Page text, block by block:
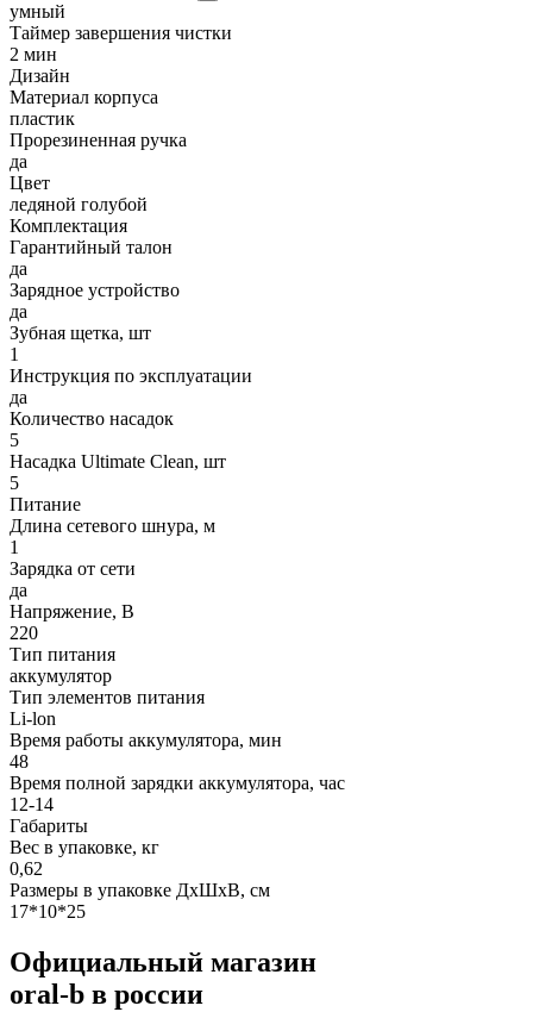
умный
Таймер завершения чистки
2 мин
Дизайн
Материал корпуса
пластик
Прорезиненная ручка
да
Цвет
ледяной голубой
Комплектация
Гарантийный талон
да
Зарядное устройство
да
Зубная щетка, шт
1
Инструкция по эксплуатации
да
Количество насадок
5
Насадка Ultimate Clean, шт
5
Питание
Длина сетевого шнура, м
1
Зарядка от сети
да
Напряжение, В
220
Тип питания
аккумулятор
Тип элементов питания
Li-lon
Время работы аккумулятора, мин
48
Время полной зарядки аккумулятора, час
12-14
Габариты
Вес в упаковке, кг
0,62
Размеры в упаковке ДxШxВ, см
17*10*25
Официальный магазин
oral-b в россии